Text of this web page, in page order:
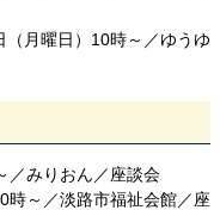
月曜日）10時～／ゆうゆ
／みりおん／座談会
時～／淡路市福祉会館／座